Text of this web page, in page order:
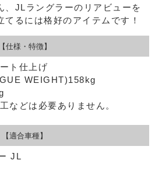
、JLラングラーのリアビューを
るには格好のアイテムです！
【仕様・特徴】
ト仕上げ
WEIGHT)158kg
などは必要ありません。
【適合車種】
JL